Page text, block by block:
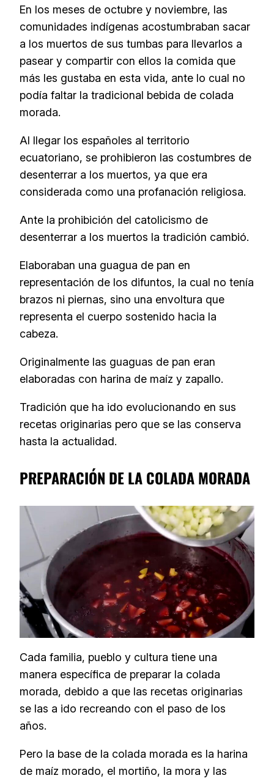
En los meses de octubre y noviembre, las
comunidades indígenas acostumbraban sacar
a los muertos de sus tumbas para llevarlos a
pasear y compartir con ellos la comida que
más les gustaba en esta vida, ante lo cual no
podía faltar la tradicional bebida de colada
morada.
Al llegar los españoles al territorio
ecuatoriano, se prohibieron las costumbres de
desenterrar a los muertos, ya que era
considerada como una profanación religiosa.
Ante la prohibición del catolicismo de
desenterrar a los muertos la tradición cambió.
Elaboraban una guagua de pan en
representación de los difuntos, la cual no tenía
brazos ni piernas, sino una envoltura que
representa el cuerpo sostenido hacia la
cabeza.
Originalmente las guaguas de pan eran
elaboradas con harina de maíz y zapallo.
Tradición que ha ido evolucionando en sus
recetas originarias pero que se las conserva
hasta la actualidad.
PREPARACIÓN DE LA COLADA MORADA
Cada familia, pueblo y cultura tiene una
manera específica de preparar la colada
morada, debido a que las recetas originarias
se las a ido recreando con el paso de los
años.
Pero la base de la colada morada es la harina
de maíz morado, el mortiño, la mora y las